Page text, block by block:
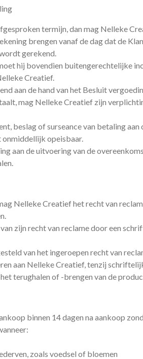
termijn, dan mag Nelleke
brengen vanaf de dag dat de
gerekend.
hij bovendien buitengerechtelijke
Creatief.
aan de hand van het Besluit
mag Nelleke Creatief zijn
beslag of surseance van betaling
opeisbaar.
aan de uitvoering van de
Nelleke Creatief het recht van
zijn recht van reclame door een
van het ingeroepen recht van
aan Nelleke Creatief, tenzij
terughalen of -brengen van de
binnen 14 dagen na aankoop
zoals voedsel of bloemen